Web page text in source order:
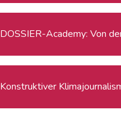
DOSSIER-Academy: Von
Konstruktiver